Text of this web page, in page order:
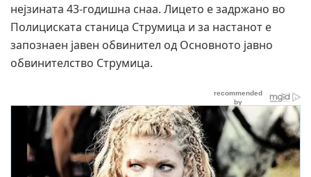
нејзината 43-годишна снаа. Лицето е задржано во
Полициската станица Струмица и за настанот е
запознаен јавен обвинител од Основното јавно
обвинителство Струмица.